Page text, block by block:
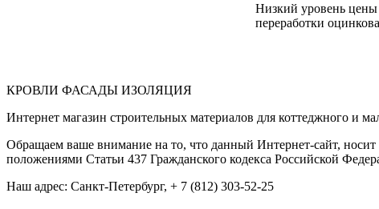
Низкий уровень цены
переработки
КРОВЛИ ФАСАДЫ ИЗОЛЯЦИЯ
Интернет магазин строительных материалов для коттеджного и
Обращаем ваше внимание на то, что данный Интернет-сайт,
положениями Статьи 437 Гражданского кодекса Российской
Наш адрес: Санкт-Петербург, + 7 (812) 303-52-25